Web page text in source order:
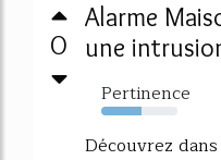
0
Alarme
une
Pertinence
53%
Découvrez